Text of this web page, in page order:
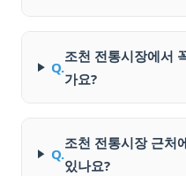
Q.
조천 전통시장에서
가요?
Q.
조천 전통시장 근처
있나요?